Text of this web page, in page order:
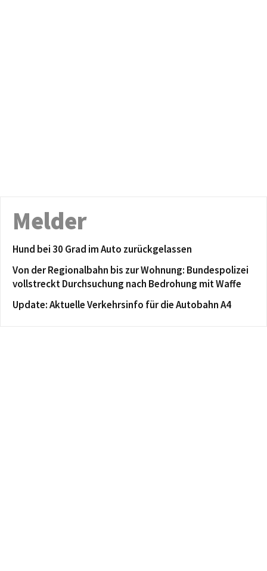
Melder
Hund bei 30 Grad im Auto zurückgelassen
Von der Regionalbahn bis zur Wohnung: Bundespolizei
vollstreckt Durchsuchung nach Bedrohung mit Waffe
Update: Aktuelle Verkehrsinfo für die Autobahn A4